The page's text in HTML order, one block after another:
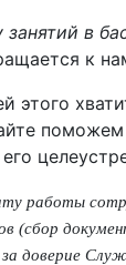
в
к
этого
работы
(сбор
доверие